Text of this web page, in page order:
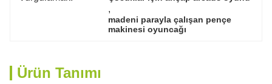
,
madeni parayla çalışan pençe
makinesi oyuncağı
Ürün Tanımı